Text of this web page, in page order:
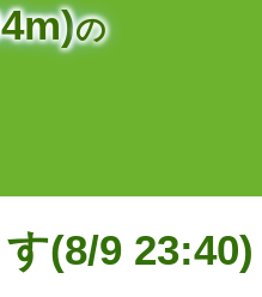
の
(8/9 23:40)